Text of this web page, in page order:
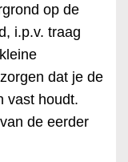
op de
i.p.v. traag
dat je de
vast houdt.
de eerder